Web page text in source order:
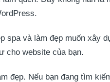
spa và làm đẹp muốn xây
cho website của bạn.
đẹp. Nếu bạn đang tìm